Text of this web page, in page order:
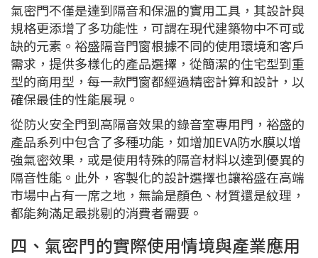
氣密門不僅是達到隔音和保溫的實用工具，其設計與
規格更添增了多功能性，可謂在現代建築物中不可或
缺的元素。裕盛隔音門窗根據不同的使用環境和客戶
需求，提供多樣化的產品選擇，從簡潔的住宅型到重
型的商用型，每一款門窗都經過精密計算和設計，以
確保最佳的性能展現。
從防火安全門到高隔音效果的錄音室專用門，裕盛的
產品系列中包含了多種功能，如增加EVA防水膜以增
強氣密效果，或是使用特殊的隔音材料以達到優異的
隔音性能。此外，客製化的設計選擇也讓裕盛在高端
市場中占有一席之地，無論是顏色、材質還是紋理，
都能夠滿足最挑剔的消費者需要。
四、氣密門的實際使用情境與產業應用